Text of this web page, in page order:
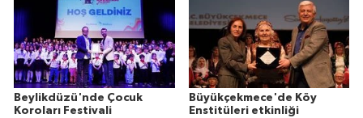
Beylikdüzü'nde Çocuk
Koroları Festivali
Büyükçekmece'de Köy
Enstitüleri etkinliği